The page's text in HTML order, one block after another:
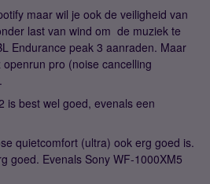
maar wil je ook de veiligheid van
last van wind om de muziek te
Endurance peak 3 aanraden. Maar
pro (noise cancelling
is best wel goed, evenals een
quietcomfort (ultra) ook erg goed is.
goed. Evenals Sony WF-1000XM5